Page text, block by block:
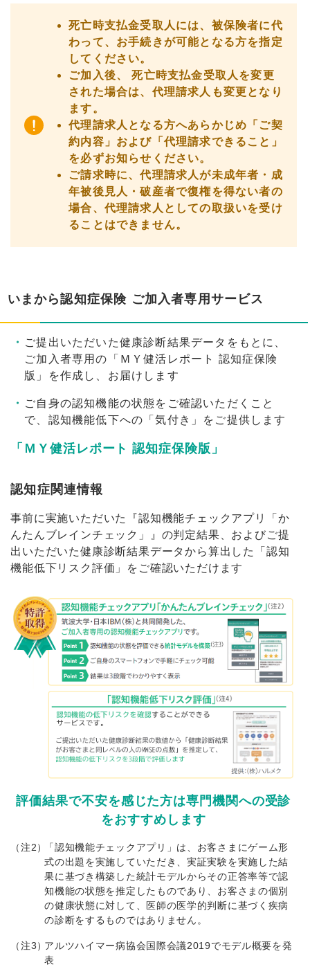
死亡時支払金受取人には、被保険者に代
わって、お手続きが可能となる方を指定
してください。
ご加入後、 死亡時支払金受取人を変更
された場合は、代理請求人も変更となり
ます。
代理請求人となる方へあらかじめ「ご契
約内容」および「代理請求できること」
を必ずお知らせください。
ご請求時に、代理請求人が未成年者・成
年被後見人・破産者で復権を得ない者の
場合、代理請求人としての取扱いを受け
ることはできません。
いまから認知症保険 ご加入者専用サービス
ご提出いただいた健康診断結果データをもとに、
ご加入者専用の「ＭＹ健活レポート 認知症保険
版」を作成し、お届けします
ご自身の認知機能の状態をご確認いただくこと
で、認知機能低下への「気付き」をご提供します
「ＭＹ健活レポート 認知症保険版」
認知症関連情報
事前に実施いただいた『認知機能チェックアプリ「か
んたんブレインチェック」』の判定結果、およびご提
出いただいた健康診断結果データから算出した「認知
機能低下リスク評価」をご確認いただけます
評価結果で不安を感じた方は専門機関への受診
をおすすめします
（注2）
「認知機能チェックアプリ」は、お客さまにゲーム形
式の出題を実施していただき、実証実験を実施した結
果に基づき構築した統計モデルからその正答率等で認
知機能の状態を推定したものであり、お客さまの個別
の健康状態に対して、医師の医学的判断に基づく疾病
の診断をするものではありません。
（注3）アルツハイマー病協会国際会議2019でモデル概要を発
表